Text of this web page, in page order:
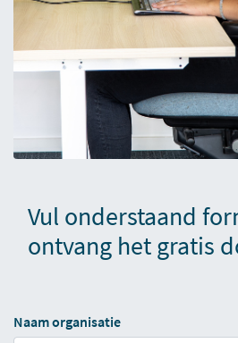
Vul onderstaand
ontvang het gratis
Naam organisatie